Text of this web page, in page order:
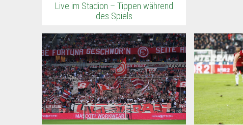
Live im Stadion – Tippen während
des Spiels